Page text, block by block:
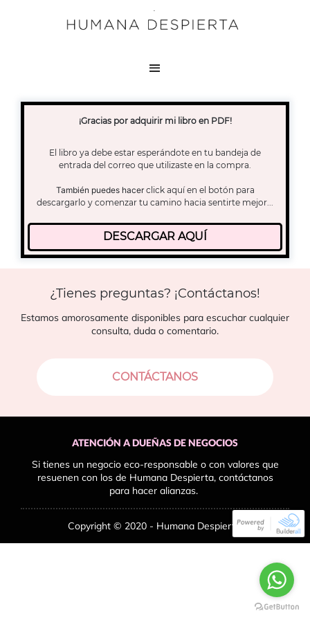
¡Gracias por adquirir mi libro en PDF!
El libro ya debe estar esperándote en tu bandeja de
entrada del correo que utilizaste en la compra.
También puedes hacerclick aquí en el botón para
descargarlo y comenzar tu camino hacia sentirte mejor...
DESCARGAR AQUÍ
¿Tienes preguntas? ¡Contáctanos!
Estamos amorosamente disponibles para escuchar cualquier
consulta, duda o comentario.
CONTÁCTANOS
ATENCIÓN A DUEÑAS DE NEGOCIOS
Si tienes un negocio eco-responsable o con valores que
resuenen con los de Humana Despierta, contáctanos
para hacer alianzas.
Copyright © 2020 - Humana Despierta.